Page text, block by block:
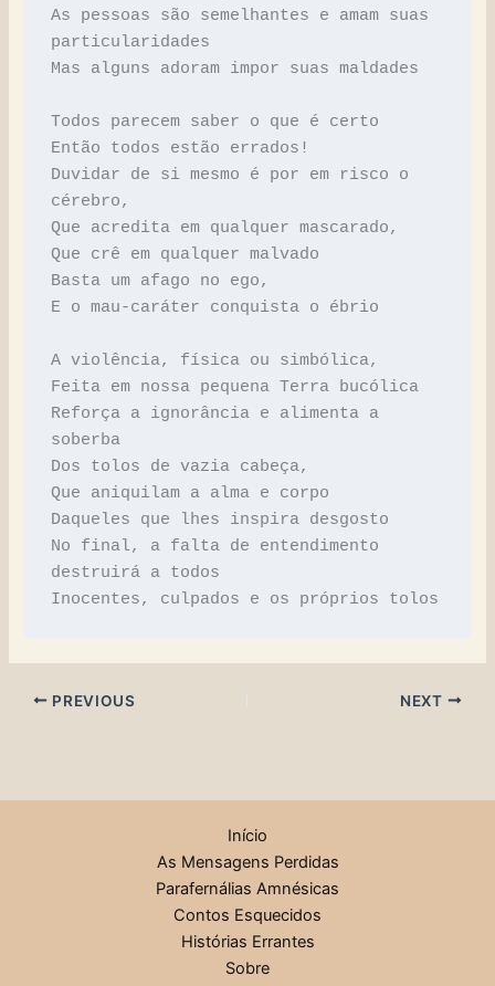
As pessoas são semelhantes e amam suas
particularidades
Mas alguns adoram impor suas maldades
Todos parecem saber o que é certo
Então todos estão errados!
Duvidar de si mesmo é por em risco o
cérebro,
Que acredita em qualquer mascarado,
Que crê em qualquer malvado
Basta um afago no ego,
E o mau-caráter conquista o ébrio
A violência, física ou simbólica,
Feita em nossa pequena Terra bucólica
Reforça a ignorância e alimenta a
soberba
Dos tolos de vazia cabeça,
Que aniquilam a alma e corpo
Daqueles que lhes inspira desgosto
No final, a falta de entendimento
destruirá a todos
Inocentes, culpados e os próprios tolos
PREVIOUS NEXT
Início
As Mensagens Perdidas
Parafernálias Amnésicas
Contos Esquecidos
Histórias Errantes
Sobre